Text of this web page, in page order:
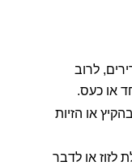
לרוב
או כעס.
או הזיות
לזוז או לדבר